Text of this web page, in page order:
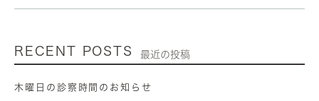
RECENT POSTS 最近の投稿
木曜日の診察時間のお知らせ